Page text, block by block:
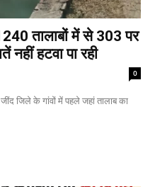
तालाबों में से 303 पर
हटवा पा रही
0
जिले के गांवों में पहले जहां तालाब का